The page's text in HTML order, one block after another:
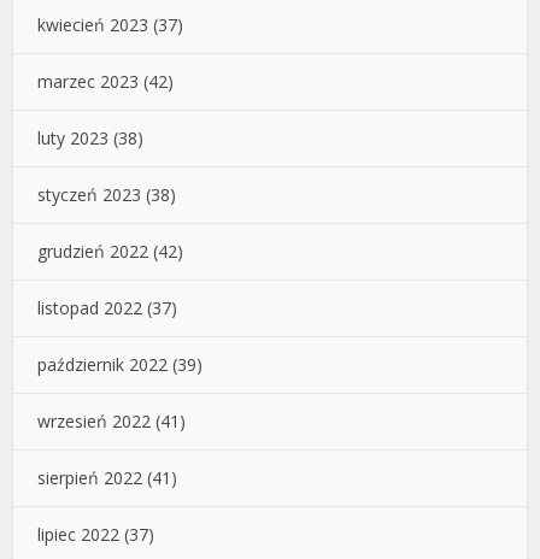
kwiecień 2023 (37)
marzec 2023 (42)
luty 2023 (38)
styczeń 2023 (38)
grudzień 2022 (42)
listopad 2022 (37)
październik 2022 (39)
wrzesień 2022 (41)
sierpień 2022 (41)
lipiec 2022 (37)